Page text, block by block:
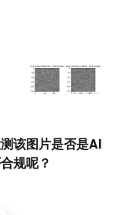
该图片是否是AI
规呢？